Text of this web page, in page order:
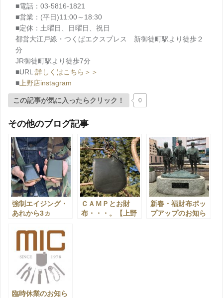
■電話：03-5816-1821
■営業：(平日)11:00～18:30
■定休：土曜日、日曜日、祝日
都営大江戸線・つくばエクスプレス 新御徒町駅より徒歩２
分
JR御徒町駅より徒歩7分
■URL:詳しくはこちら＞＞
■ 上野店instagram
この記事が気に入ったらクリック！ 0
その他のブログ記事
強制エイジング・
あれから3ヵ
店】
ＣＡＭＰとお財
布・・・。【上野
新春・福財布ポッ
プアップのお知ら
臨時休業のお知ら